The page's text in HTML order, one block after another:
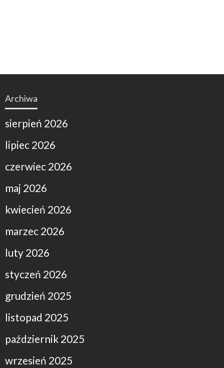
Archiwa
sierpień 2026
lipiec 2026
czerwiec 2026
maj 2026
kwiecień 2026
marzec 2026
luty 2026
styczeń 2026
grudzień 2025
listopad 2025
październik 2025
wrzesień 2025